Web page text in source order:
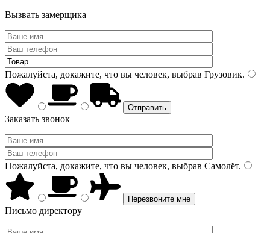
Вызвать замерщика
Пожалуйста, докажите, что вы человек, выбрав Грузовик.
Заказать звонок
Пожалуйста, докажите, что вы человек, выбрав Самолёт.
Письмо директору